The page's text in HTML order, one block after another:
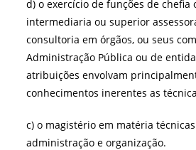
d) o exercício de funções de chefia
intermediaria ou superior
consultoria em órgãos, ou seus
Administração Pública ou de
atribuições envolvam
conhecimentos inerentes as
c) o magistério em matéria
administração e organização.